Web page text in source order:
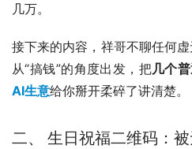
几万。
接下来的内容，祥哥不聊任何
从“搞钱”的角度出发，把几个
AI生意给你掰开柔碎了讲清楚。
二、 生日祝福二维码：